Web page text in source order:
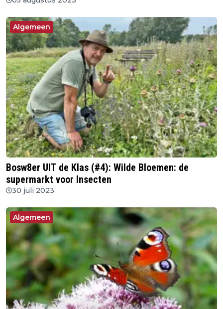
Algemeen
Bosw8er UIT de Klas (#4): Wilde Bloemen: de
supermarkt voor Insecten
30 juli 2023
Algemeen